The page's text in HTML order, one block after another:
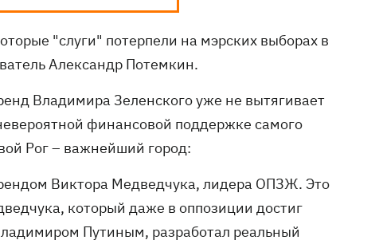
"слуги" потерпели на мэрских выборах в
Александр Потемкин.
Владимира Зеленского уже не вытягивает
финансовой поддержке самого
Рог – важнейший город:
Виктора Медведчука, лидера ОПЗЖ. Это
который даже в оппозиции достиг
Путиным, разработал реальный